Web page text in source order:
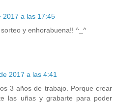
2017 a las 17:45
sorteo y enhorabuena!! ^_^
2017 a las 4:41
3 años de trabajo. Porque crear
las uñas y grabarte para poder